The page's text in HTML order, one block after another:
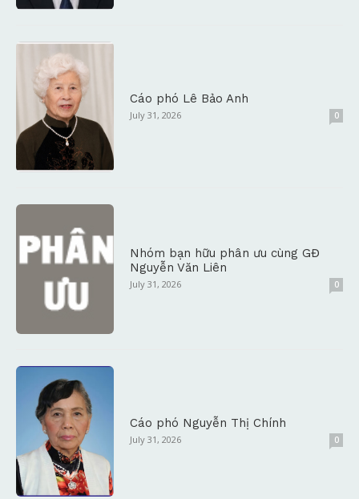
Cáo phó Lê Bảo Anh
July 31, 2026 0
Nhóm bạn hữu phân ưu cùng GĐ
Nguyễn Văn Liên
July 31, 2026 0
Cáo phó Nguyễn Thị Chính
July 31, 2026 0